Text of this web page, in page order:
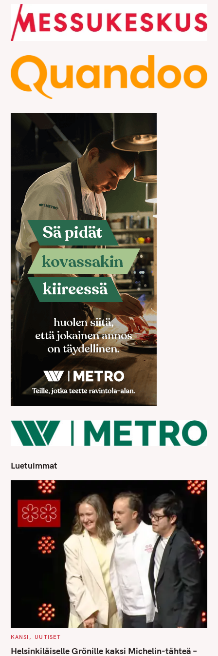
Luetuimmat
C
T
E
KANSI UUTISET
Helsinkiläiselle Grönille kaksi Michelin-tähteä –